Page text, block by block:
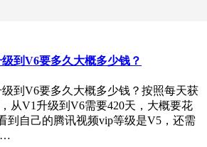
到V6要多久大概多少钱？
到V6要多久大概多少钱？按照每天获
从V1升级到V6需要420天，大概要花
到自己的腾讯视频vip等级是V5，还需
…